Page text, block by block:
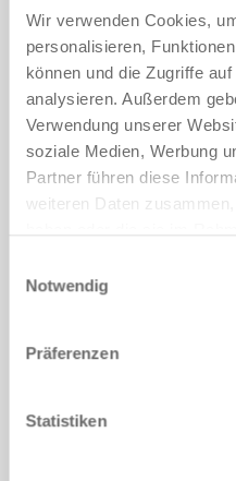
Wir verwenden Cookies,
personalisieren,
können und die Zugriffe
analysieren. Außerdem
Verwendung unserer
soziale Medien, Werbung
Partner führen diese
weiteren Daten
Notwendig
Präferenzen
Statistiken
회사*
위치*
우편번호*
메시지
캡차